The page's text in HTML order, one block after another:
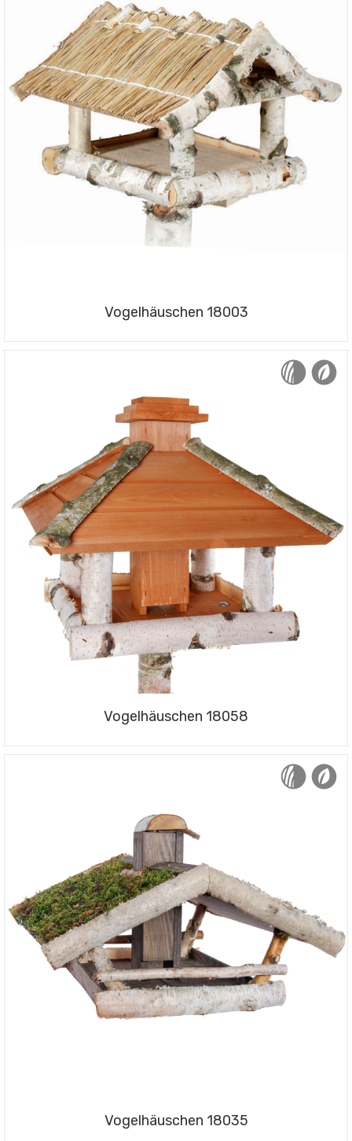
Vogelhäuschen 18003
Vogelhäuschen 18058
Vogelhäuschen 18035